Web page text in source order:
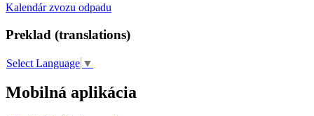
Kalendár zvozu odpadu
Preklad (translations)
Select Language ▼
Mobilná aplikácia